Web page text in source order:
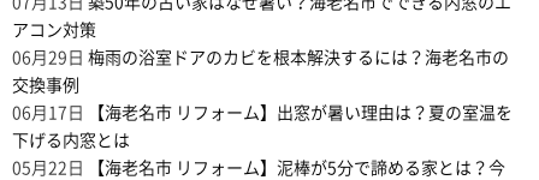
アコン対策
06月29日 梅雨の浴室ドアのカビを根本解決するには？海老名市の
交換事例
06月17日
【海老名市 リフォーム】出窓が暑い理由は？夏の室温を
下げる内窓とは
05月22日
【海老名市 リフォーム】泥棒が5分で諦める家とは？今